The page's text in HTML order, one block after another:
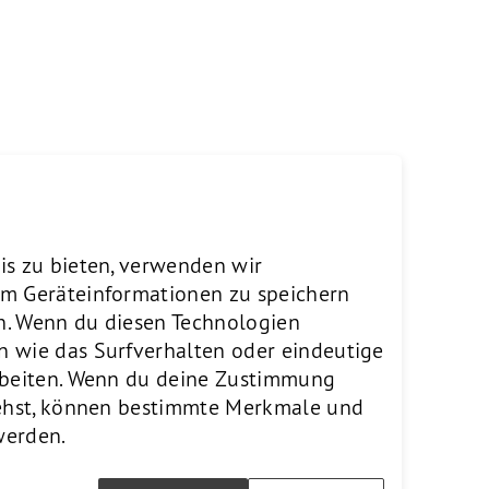
zu bieten, verwenden wir
Geräteinformationen zu speichern
du diesen Technologien
wie das Surfverhalten oder eindeutige
Wenn du deine Zustimmung
können bestimmte Merkmale und